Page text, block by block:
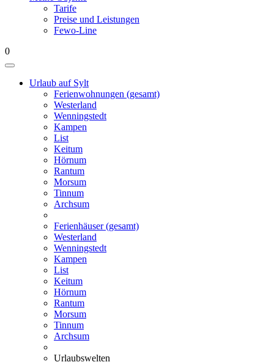
Tarife
Preise und Leistungen
Fewo-Line
0
Urlaub auf Sylt
Ferienwohnungen (gesamt)
Westerland
Wenningstedt
Kampen
List
Keitum
Hörnum
Rantum
Morsum
Tinnum
Archsum
Ferienhäuser (gesamt)
Westerland
Wenningstedt
Kampen
List
Keitum
Hörnum
Rantum
Morsum
Tinnum
Archsum
Urlaubswelten